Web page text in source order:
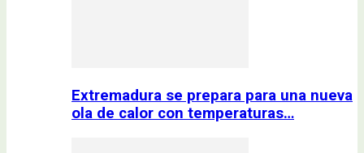
Extremadura se prepara para una nueva
ola de calor con temperaturas…